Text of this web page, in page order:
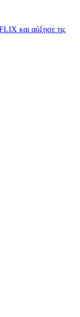
και αύξησε τις